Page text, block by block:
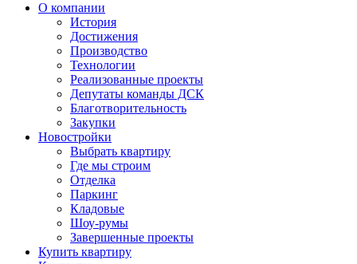
О компании
История
Достижения
Производство
Технологии
Реализованные проекты
Депутаты команды ДСК
Благотворительность
Закупки
Новостройки
Выбрать квартиру
Где мы строим
Отделка
Паркинг
Кладовые
Шоу-румы
Завершенные проекты
Купить квартиру